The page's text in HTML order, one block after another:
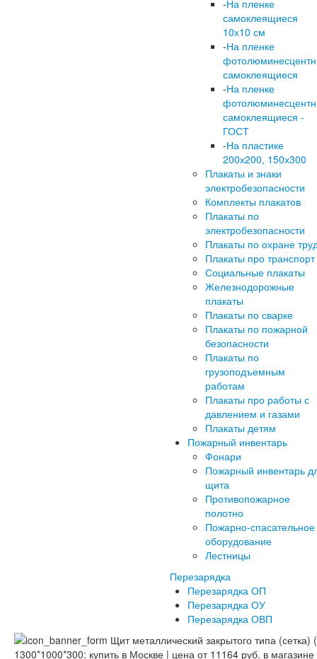
-На пленке
самоклеящиеся
10х10 см
-На пленке
самоклеящиеся
-На пленке
самоклеящиеся -
ГОСТ
-На пластике
200х200, 150х300
Плакаты и знаки
электробезопасности
Комплекты плакатов
Плакаты по
электробезопасности
Плакаты по охране
Плакаты про транспорт
Социальные плакаты
Железнодорожные
плакаты
Плакаты по сварке
Плакаты по пожарной
безопасности
Плакаты по
грузоподъемным
работам
Плакаты про работы с
давлением и газами
Плакаты детям
Пожарный инвентарь
Фонари
Пожарный инвентарь
щита
Противопожарное
полотно
Пожарно-спасательное
оборудование
Лестницы
Перезарядка
Перезарядка ОП
Перезарядка ОУ
Перезарядка ОВП